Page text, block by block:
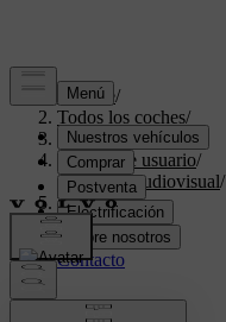
Soporte/
Todos los coches/
V70 2016 /
Manual de usuario/
Sistema audiovisual/
TV
TV